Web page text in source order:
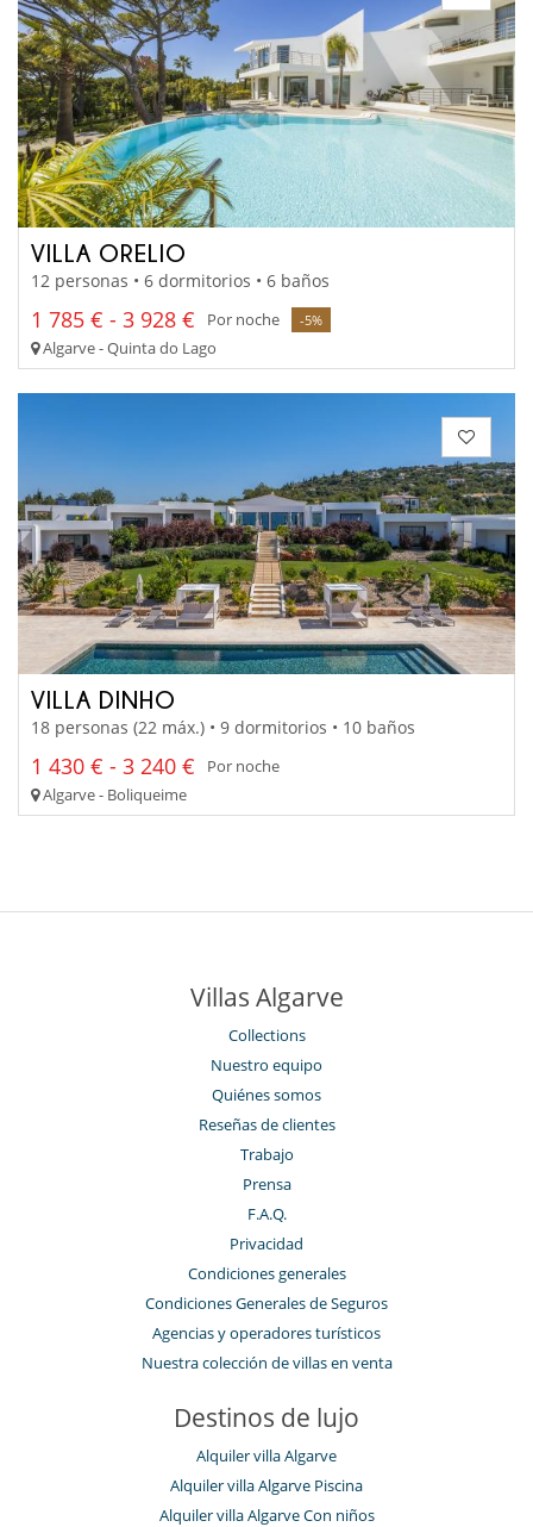
VILLA ORELIO
12 personas • 6 dormitorios • 6 baños
1 785 € - 3 928 € Por noche -5%
Algarve - Quinta do Lago
VILLA DINHO
18 personas (22 máx.) • 9 dormitorios • 10 baños
1 430 € - 3 240 €
Por noche
Algarve - Boliqueime
Villas Algarve
Collections
Nuestro equipo
Quiénes somos
Reseñas de clientes
Trabajo
Prensa
F.A.Q.
Privacidad
Condiciones generales
Condiciones Generales de Seguros
Agencias y operadores turísticos
Nuestra colección de villas en venta
Destinos de lujo
Alquiler villa Algarve
Alquiler villa Algarve Piscina
Alquiler villa Algarve Con niños